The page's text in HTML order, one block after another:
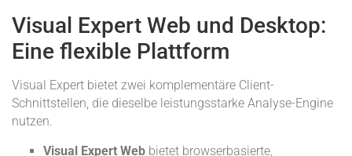
Visual Expert Web und Desktop:
Eine flexible Plattform
Visual Expert bietet zwei komplementäre Client-
Schnittstellen, die dieselbe leistungsstarke Analyse-Engine
nutzen.
Visual Expert Web bietet browserbasierte,